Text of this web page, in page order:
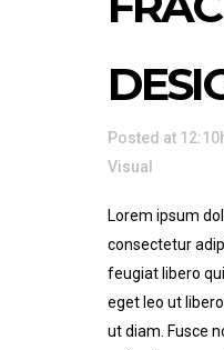
Posted at
Visual
Lorem ipsum
consectetur
feugiat libero
eget leo ut
ut diam. Fusce